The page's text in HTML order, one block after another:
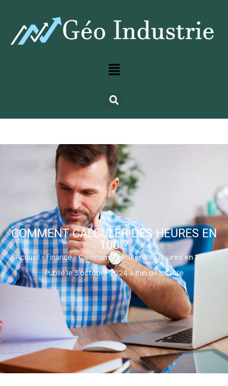
COMMENT CALCULER DES HEURES EN
100 ?
Accueil»Finance»Comment calculer des heures en 100 ?
Publié le 3 octobre 2024·4 min de lecture